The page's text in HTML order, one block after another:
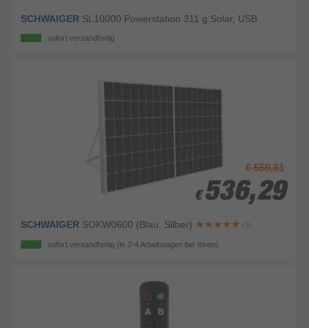
SCHWAIGER SL10000 Powerstation 311 g Solar, USB
sofort versandfertig
€ 559,61
€ 536,29
€ 536,29
SCHWAIGER SOKW0600 (Blau, Silber) (3)
sofort versandfertig (in 2-4 Arbeitstagen bei Ihnen)